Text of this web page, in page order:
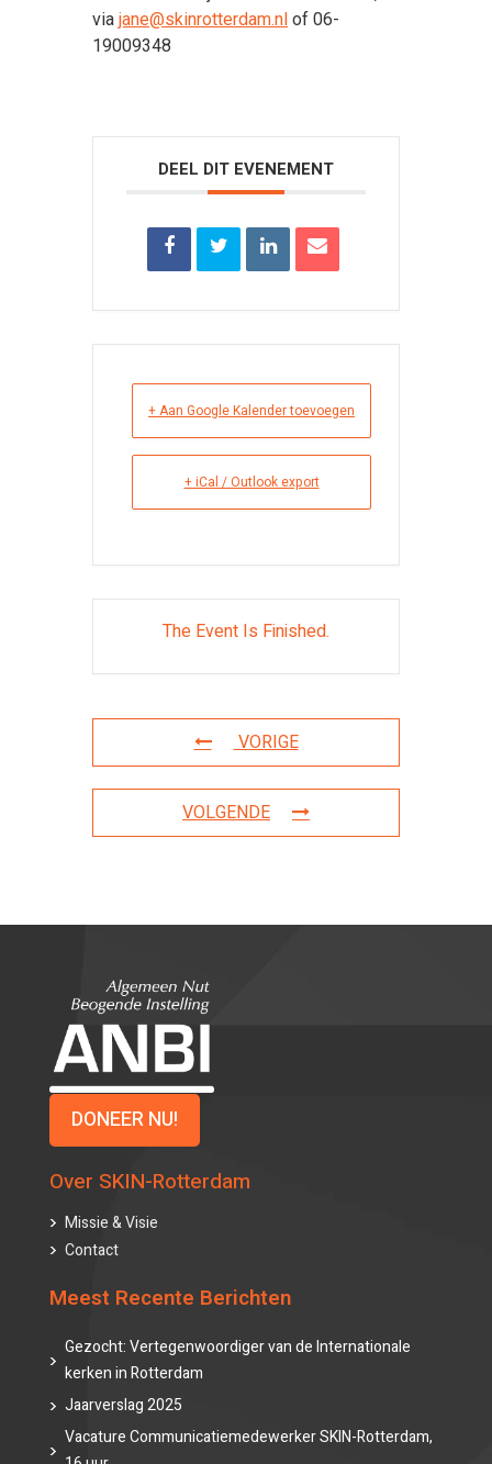
via jane@skinrotterdam.nl of 06-
19009348
DEEL DIT EVENEMENT
+ Aan Google Kalender toevoegen
+ iCal / Outlook export
The Event Is Finished.
VORIGE
VOLGENDE
DONEER NU!
Over SKIN-Rotterdam
Missie & Visie
Contact
Meest Recente Berichten
Gezocht: Vertegenwoordiger van de Internationale
kerken in Rotterdam
Jaarverslag 2025
Vacature Communicatiemedewerker SKIN-Rotterdam,